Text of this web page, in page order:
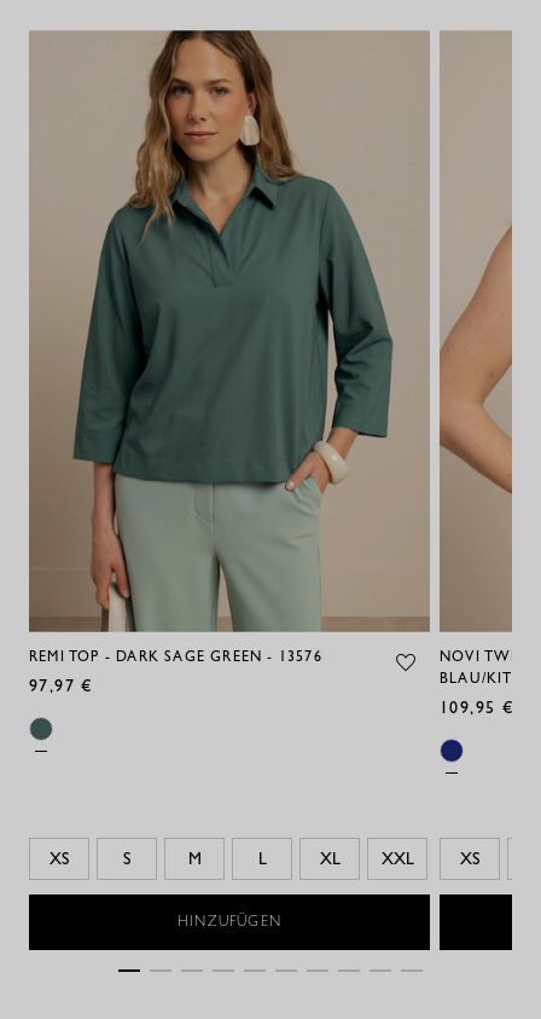
REMI TOP - DARK SAGE GREEN - 13576
97,97 €
XS S M L XL XXL
HINZUFÜGEN
NOVI
BLAU/KIT -
109,95 €
XS